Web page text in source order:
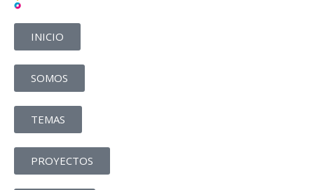
INICIO
SOMOS
TEMAS
PROYECTOS